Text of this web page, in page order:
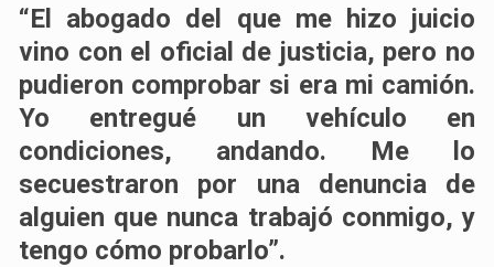
“El abogado del que me hizo juicio
vino con el oficial de justicia, pero no
pudieron comprobar si era mi camión.
Yo entregué un vehículo en
condiciones, andando. Me lo
secuestraron por una denuncia de
alguien que nunca trabajó conmigo, y
tengo cómo probarlo”.